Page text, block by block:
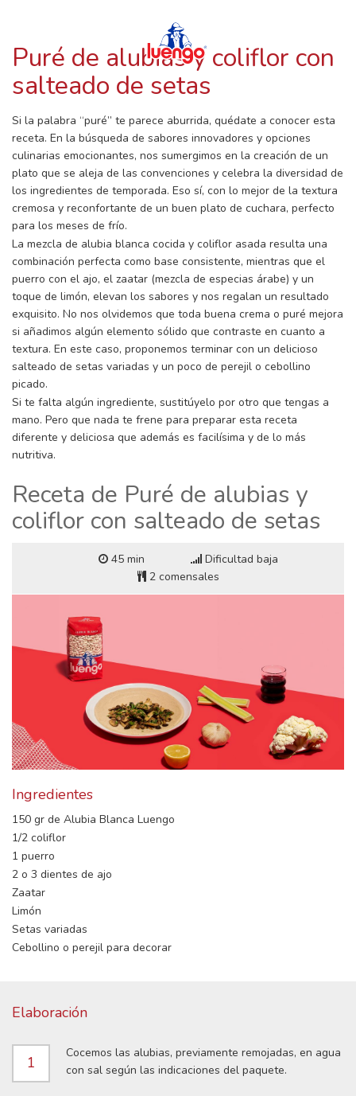
Puré de alubias y coliflor con
salteado de setas
Si la palabra “puré” te parece aburrida, quédate a conocer esta
receta. En la búsqueda de sabores innovadores y opciones
culinarias emocionantes, nos sumergimos en la creación de un
plato que se aleja de las convenciones y celebra la diversidad de
los ingredientes de temporada. Eso sí, con lo mejor de la textura
cremosa y reconfortante de un buen plato de cuchara, perfecto
para los meses de frío.
La mezcla de alubia blanca cocida y coliflor asada resulta una
combinación perfecta como base consistente, mientras que el
puerro con el ajo, el zaatar (mezcla de especias árabe) y un
toque de limón, elevan los sabores y nos regalan un resultado
exquisito. No nos olvidemos que toda buena crema o puré mejora
si añadimos algún elemento sólido que contraste en cuanto a
textura. En este caso, proponemos terminar con un delicioso
salteado de setas variadas y un poco de perejil o cebollino
picado.
Si te falta algún ingrediente, sustitúyelo por otro que tengas a
mano. Pero que nada te frene para preparar esta receta
diferente y deliciosa que además es facilísima y de lo más
nutritiva.
Receta de Puré de alubias y
coliflor con salteado de setas
45 min
Dificultad baja
2 comensales
Ingredientes
150 gr de Alubia Blanca Luengo
1/2 coliflor
1 puerro
2 o 3 dientes de ajo
Zaatar
Limón
Setas variadas
Cebollino o perejil para decorar
Elaboración
1
Cocemos las alubias, previamente remojadas, en agua
con sal según las indicaciones del paquete.